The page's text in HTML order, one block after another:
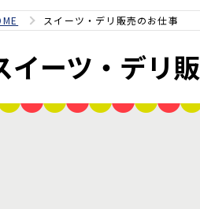
スイーツ・デリ販売のお仕事
イーツ・デリ